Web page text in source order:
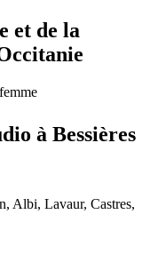
et de la
à Bessières
Albi, Lavaur, Castres,